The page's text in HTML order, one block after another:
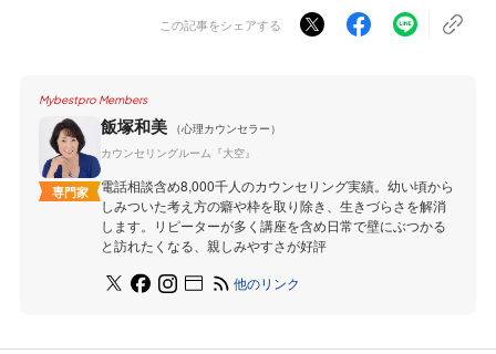
この記事をシェアする
Mybestpro Members
専門家
飯塚和美
（心理カウンセラー）
カウンセリングルーム『大空』
電話相談含め8,000千人のカウンセリング実績。幼い頃から
しみついた考え方の癖や枠を取り除き、生きづらさを解消
します。リピーターが多く講座を含め日常で壁にぶつかる
と訪れたくなる、親しみやすさが好評
他のリンク